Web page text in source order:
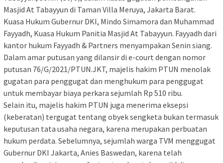
Masjid At Tabayyun di Taman Villa Meruya, Jakarta Barat.
Kuasa Hukum Gubernur DKI, Mindo Simamora dan Muhammad
Fayyadh, Kuasa Hukum Panitia Masjid At Tabayyun. Fayyadh dari
kantor hukum Fayyadh & Partners menyampakan Senin siang.
Dalam amar putusan yang dilansir di e-court dengan nomor
putusan 76/G/2021/PTUN.JKT, majelis hakim PTUN menolak
gugatan para penggugat dan menghukum para penggugat
untuk membayar biaya perkara sejumlah Rp 510 ribu.
Selain itu, majelis hakim PTUN juga menerima eksepsi
(keberatan) tergugat tentang obyek sengketa bukan termasuk
keputusan tata usaha negara, karena merupakan perbuatan
hukum perdata. Sebelumnya, sejumlah warga TVM menggugat
Gubernur DKI Jakarta, Anies Baswedan, karena telah